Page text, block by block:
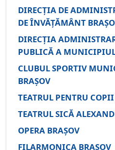
DIRECȚIA DE
DE ÎNVĂȚĂMÂNT
DIRECȚIA
PUBLICĂ A
CLUBUL SPORTIV
BRAȘOV
TEATRUL PENTRU
TEATRUL SICĂ
OPERA BRAȘOV
FILARMONICA BRAȘOV